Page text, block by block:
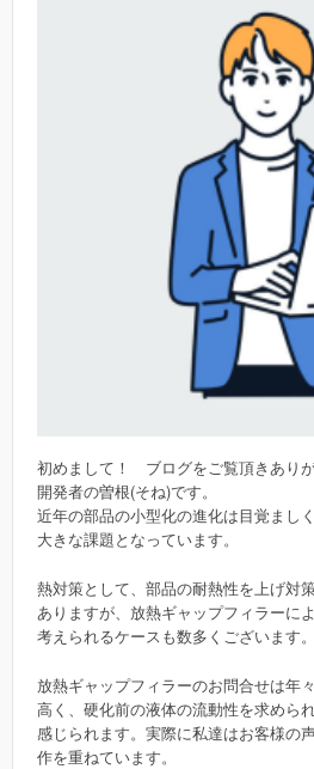
初めまして！ ブログをご覧頂きありが
開発者の曽根(そね)です。
近年の部品の小型化の進化は目覚まし
大きな課題となっています。
熱対策として、部品の耐熱性を上げ対
ありますが、放熱ギャップフィラーに
考えられるケースも数多くございます。
放熱ギャップフィラーのお問合せは年
高く、硬化前の液体の流動性を求めら
感じられます。実際に私達はお客様の
作を重ねています。